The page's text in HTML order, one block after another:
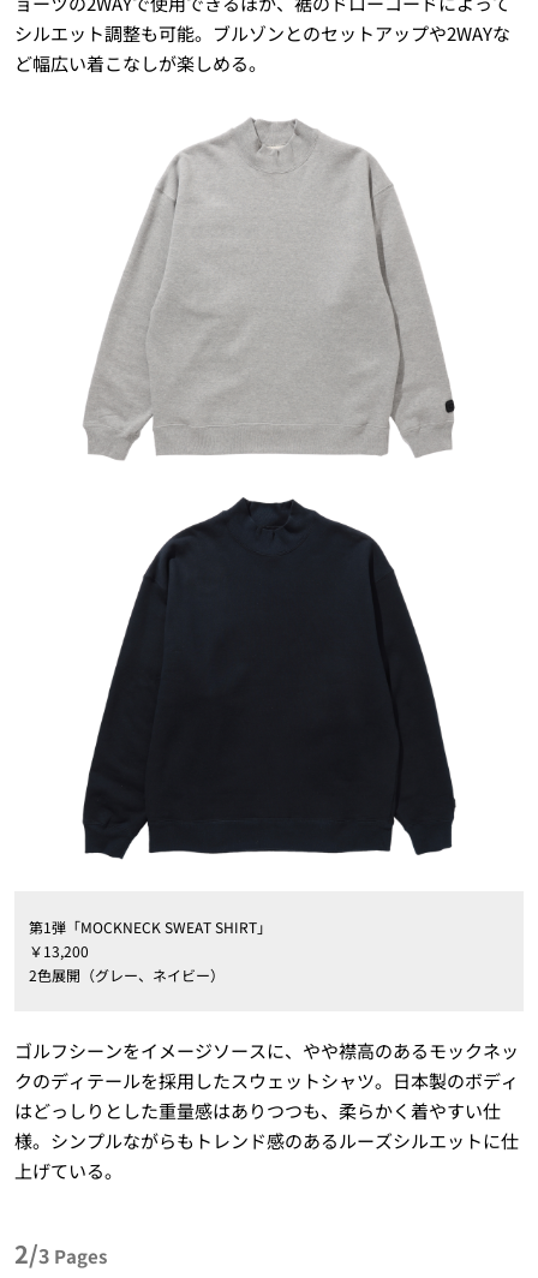
シルエット調整も可能。ブルゾンとのセットアップや2WAYな
ど幅広い着こなしが楽しめる。
第1弾「MOCKNECK SWEAT SHIRT」
￥13,200
2色展開（グレー、ネイビー）
ゴルフシーンをイメージソースに、やや襟高のあるモックネッ
クのディテールを採用したスウェットシャツ。日本製のボディ
はどっしりとした重量感はありつつも、柔らかく着やすい仕
様。シンプルながらもトレンド感のあるルーズシルエットに仕
上げている。
2/3 Pages